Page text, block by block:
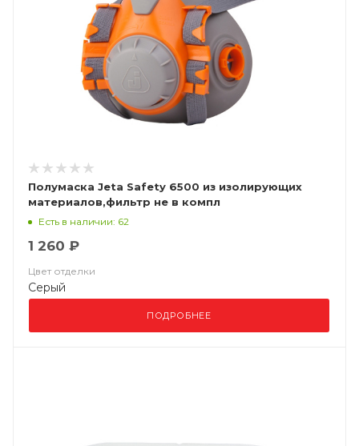
Полумаска Jeta Safety 6500 из изолирующих
материалов,фильтр не в компл
Есть в наличии: 62
1 260 ₽
Цвет отделки
Серый
ПОДРОБНЕЕ